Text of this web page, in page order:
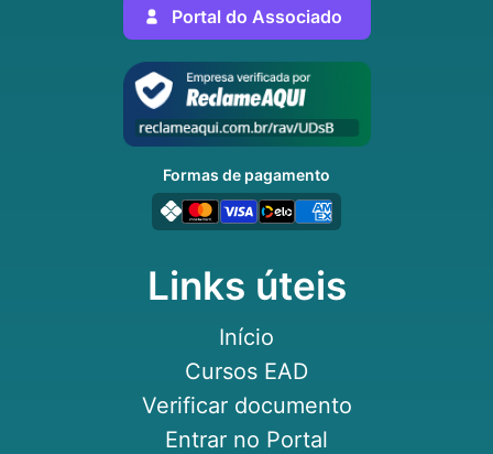
Links úteis
Início
Cursos EAD
Verificar documento
Entrar no Portal
Portal do Associado
Formas de pagamento